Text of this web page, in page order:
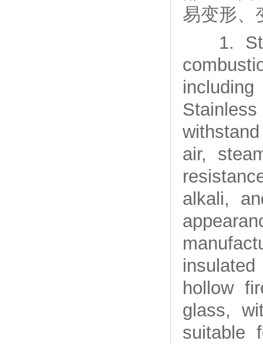
易变形、
1.
air,
alkali,
hollow
glass,
suitable